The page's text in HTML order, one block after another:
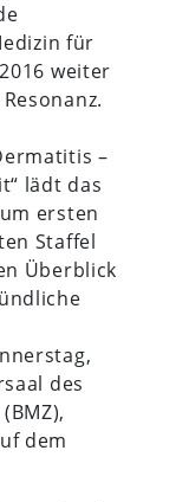
für
weiter
–
lädt das
ersten
Staffel
Überblick
des
dem